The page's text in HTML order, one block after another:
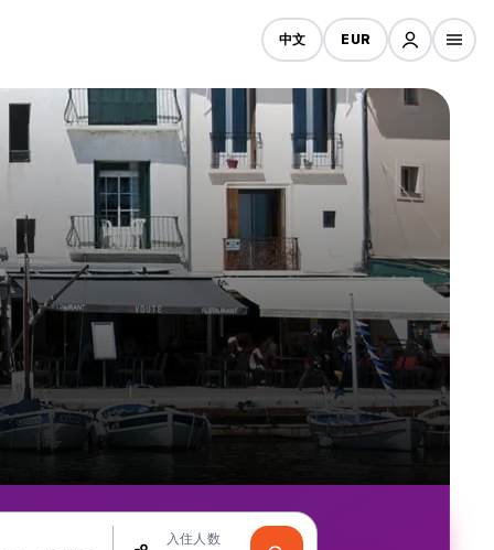
中文 EUR
入住人数